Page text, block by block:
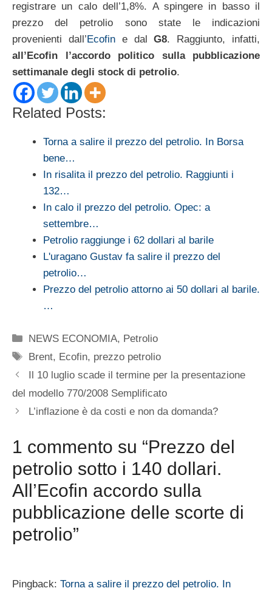
registrare un calo dell’1,8%. A spingere in basso il
prezzo del petrolio sono state le indicazioni
provenienti dall’ Ecofine dalG8. Raggiunto, infatti,
all’Ecofin l’accordo politico sulla pubblicazione
settimanale degli stock di petrolio.
Related Posts:
Torna a salire il prezzo del petrolio. In Borsa
bene…
In risalita il prezzo del petrolio. Raggiunti i
132…
In calo il prezzo del petrolio. Opec: a
settembre…
Petrolio raggiunge i 62 dollari al barile
L'uragano Gustav fa salire il prezzo del
petrolio…
Prezzo del petrolio attorno ai 50 dollari al barile.
…
Categorie
NEWS ECONOMIA, Petrolio
Tag
Brent, Ecofin, prezzo petrolio
Il 10 luglio scade il termine per la presentazione
del modello 770/2008 Semplificato
L’inflazione è da costi e non da domanda?
1 commento su “Prezzo del
petrolio sotto i 140 dollari.
All’Ecofin accordo sulla
pubblicazione delle scorte di
petrolio”
Pingback: Torna a salire il prezzo del petrolio. In